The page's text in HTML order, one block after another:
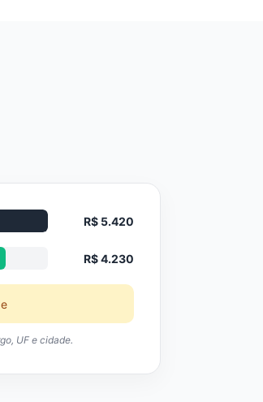
R$ 5.420
R$ 4.230
UF e cidade.